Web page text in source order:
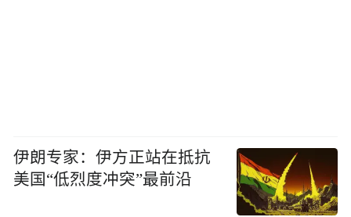
伊朗专家：伊方正站在抵抗
美国“低烈度冲突”最前沿